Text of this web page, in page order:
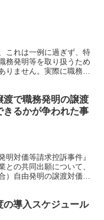
これは一例に過ぎず、特
務発明等を取り扱うため
りません。実際に職務発
渡で職務発明の譲渡
きるかが争われた事
明対価等請求控訴事件』
との共同出願について、
自由発明の譲渡対価を
の導入スケジュール